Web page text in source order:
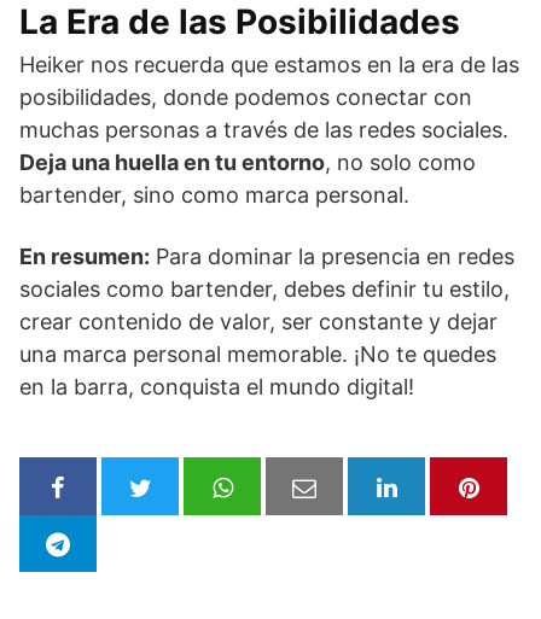
La Era de las Posibilidades
Heiker nos recuerda que estamos en la era de las
posibilidades, donde podemos conectar con
muchas personas a través de las redes sociales.
Deja una huella en tu entorno, no solo como
bartender, sino como marca personal.
En resumen: Para dominar la presencia en redes
sociales como bartender, debes definir tu estilo,
crear contenido de valor, ser constante y dejar
una marca personal memorable. ¡No te quedes
en la barra, conquista el mundo digital!